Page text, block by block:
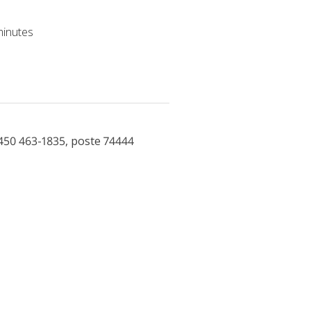
463-1835, poste 74444